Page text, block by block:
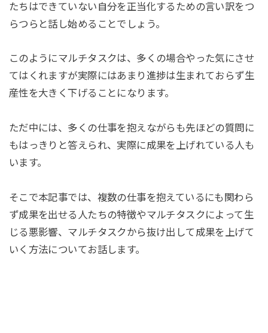
たちはできていない自分を正当化するための言い訳をつ
らつらと話し始めることでしょう。
このようにマルチタスクは、多くの場合やった気にさせ
てはくれますが実際にはあまり進捗は生まれておらず生
産性を大きく下げることになります。
ただ中には、多くの仕事を抱えながらも先ほどの質問に
もはっきりと答えられ、実際に成果を上げれている人も
います。
そこで本記事では、複数の仕事を抱えているにも関わら
ず成果を出せる人たちの特徴やマルチタスクによって生
じる悪影響、マルチタスクから抜け出して成果を上げて
いく方法についてお話します。